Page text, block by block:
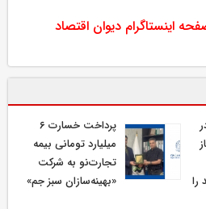
اینستاگرام دیوان اقتصاد
را
پرداخت خسارت ۶
میلیارد تومانی بیمه
تجارت‌نو به شرکت
«بهینه‌سازان سبز جم»